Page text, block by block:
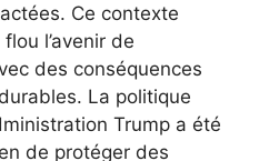
Ce contexte
l’avenir de
des conséquences
La politique
Trump a été
de protéger des